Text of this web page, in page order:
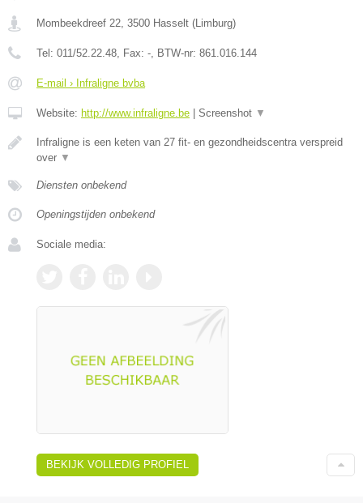
Mombeekdreef 22 3500 Hasselt (Limburg)
Tel: 011/52.22.48 , Fax: - , BTW-nr: 861.016.144
E-mail › Infraligne bvba
Website: http://www.infraligne.be | Screenshot ▼
Infraligne is een keten van 27 fit- en gezondheidscentra verspreid
over ▼
Diensten onbekend
Openingstijden onbekend
Sociale media:
BEKIJK VOLLEDIG PROFIEL